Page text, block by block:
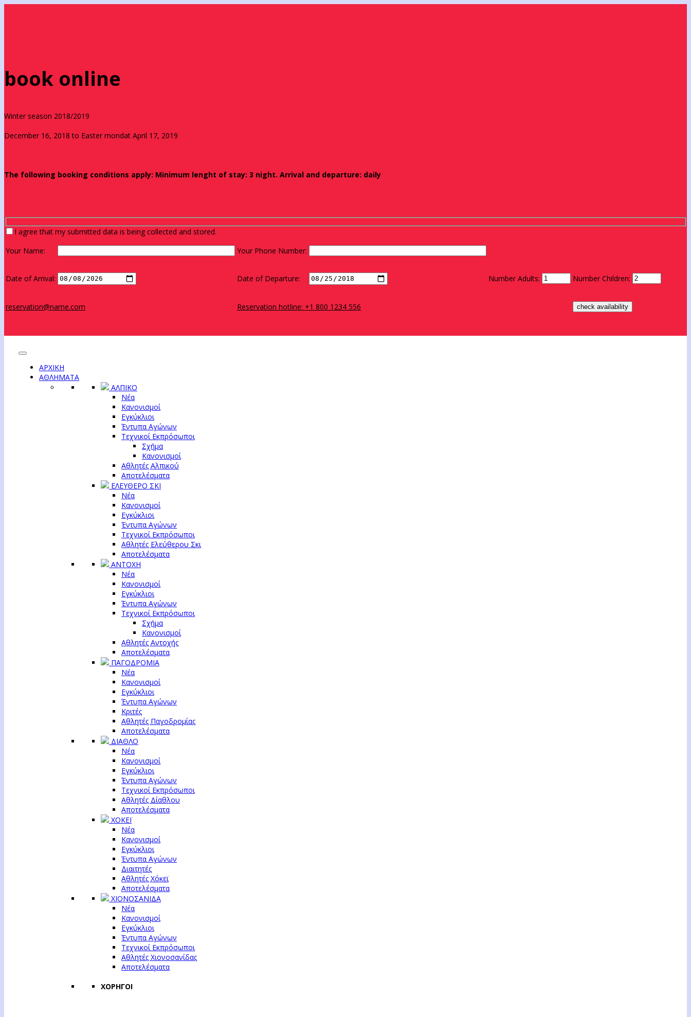
book online
Winter season 2018/2019
December 16, 2018 to Easter mondat April 17, 2019
The following booking conditions apply: Minimum lenght of stay: 3 night. Arrival and departure: daily
I agree that my submitted data is being collected and stored.
Your Name:
Your Phone Number:
Date of Arrival: Date of Departure: Number Adults: Number Children:
reservation@name.com Reservation hotline: +1 800 1234 556
ΑΡΧΙΚΗ
ΑΘΛΗΜΑΤΑ
ΑΛΠΙΚΟ
Νέα
Κανονισμοί
Εγκύκλιοι
Έντυπα Αγώνων
Τεχνικοί Εκπρόσωποι
Σχήμα
Κανονισμοί
Αθλητές Αλπικού
Αποτελέσματα
ΕΛΕΥΘΕΡΟ ΣΚΙ
Νέα
Κανονισμοί
Εγκύκλιοι
Έντυπα Αγώνων
Τεχνικοί Εκπρόσωποι
Αθλητές Ελεύθερου Σκι
Αποτελέσματα
ΑΝΤΟΧΗ
Νέα
Κανονισμοί
Εγκύκλιοι
Έντυπα Αγώνων
Τεχνικοί Εκπρόσωποι
Σχήμα
Κανονισμοί
Αθλητές Αντοχής
Αποτελέσματα
ΠΑΓΟΔΡΟΜΙΑ
Νέα
Κανονισμοί
Εγκύκλιοι
Έντυπα Αγώνων
Κριτές
Αθλητές Παγοδρομίας
Αποτελέσματα
ΔΙΑΘΛΟ
Νέα
Κανονισμοί
Εγκύκλιοι
Έντυπα Αγώνων
Τεχνικοί Εκπρόσωποι
Αθλητές Δίαθλου
Αποτελέσματα
ΧΟΚΕΪ
Νέα
Κανονισμοί
Εγκύκλιοι
Έντυπα Αγώνων
Διαιτητές
Αθλητές Χόκεϊ
Αποτελέσματα
ΧΙΟΝΟΣΑΝΙΔΑ
Νέα
Κανονισμοί
Εγκύκλιοι
Έντυπα Αγώνων
Τεχνικοί Εκπρόσωποι
Αθλητές Χιονοσανίδας
Αποτελέσματα
ΧΟΡΗΓΟΙ